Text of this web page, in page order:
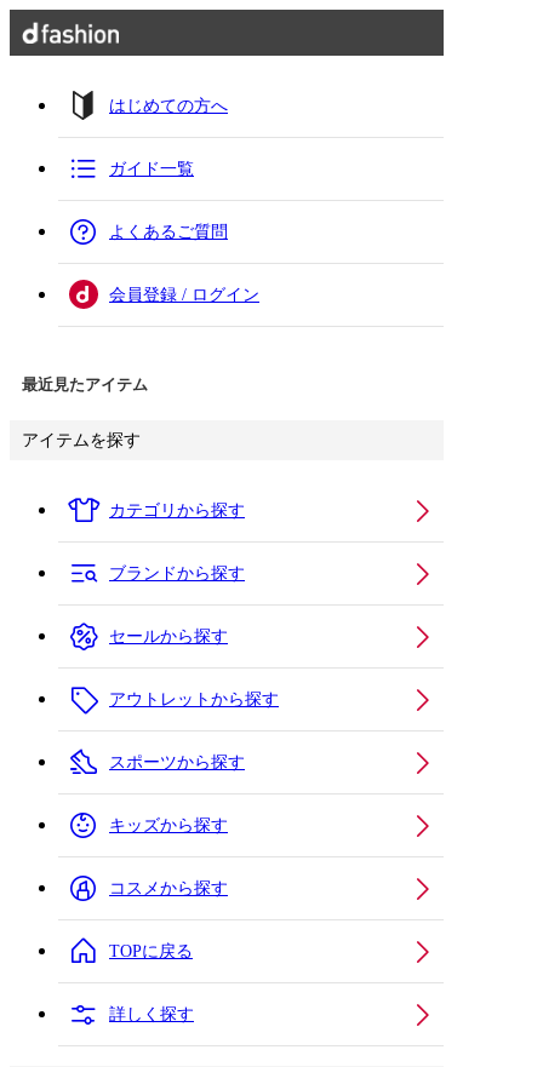
はじめての方へ
ガイド一覧
よくあるご質問
会員登録 / ログイン
最近見たアイテム
アイテムを探す
カテゴリから探す
ブランドから探す
セールから探す
アウトレットから探す
スポーツから探す
キッズから探す
コスメから探す
TOPに戻る
詳しく探す